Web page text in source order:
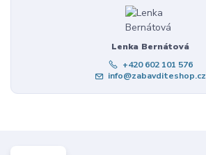
Lenka Bernátová
+420 602 101 576
info@zabavditeshop.cz